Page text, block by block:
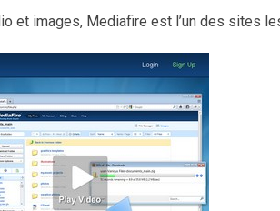
et images, Mediafire est l’un des sites